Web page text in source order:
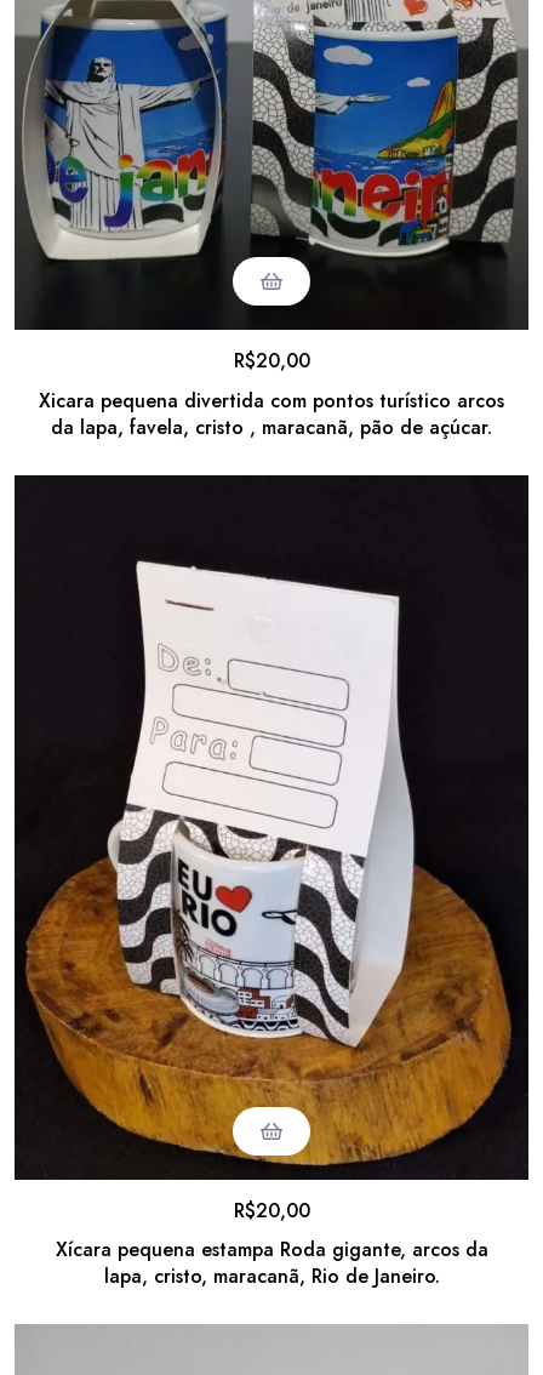
Xicara pequena divertida com pontos turístico arcos
da lapa, favela, cristo , maracanã, pão de açúcar.
R$20,00
Xícara pequena estampa Roda gigante, arcos da
lapa, cristo, maracanã, Rio de Janeiro.
R$20,00